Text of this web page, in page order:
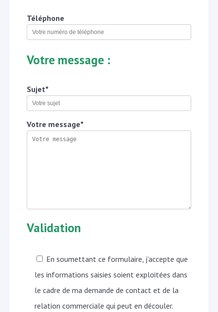
Téléphone
Votre message :
Sujet*
Votre message*
Validation
En soumettant ce formulaire, j’accepte que
les informations saisies soient exploitées dans
le cadre de ma demande de contact et de la
relation commerciale qui peut en découler.